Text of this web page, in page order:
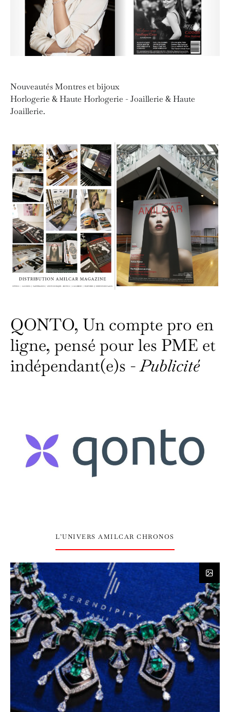
Nouveautés Montres et bijoux
Horlogerie & Haute Horlogerie - Joaillerie & Haute
Joaillerie.
QONTO, Un compte pro en
ligne, pensé pour les PME et
indépendant(e)s -Publicité
L’UNIVERS AMILCAR CHRONOS